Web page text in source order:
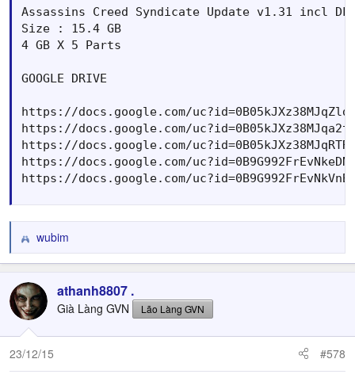
Assassins Creed Syndicate Update v1.31 incl DLC-
Size : 15.4 GB
4 GB X 5 Parts
GOOGLE DRIVE
https://docs.google.com/
https://docs.google.com/
https://docs.google.com/
https://docs.google.com/
https://docs.google.com/
R
e
c
t
i
o
n
s
wubim
athanh8807 .
Già Làng GVN Lão Làng GVN
23/12/15 #578